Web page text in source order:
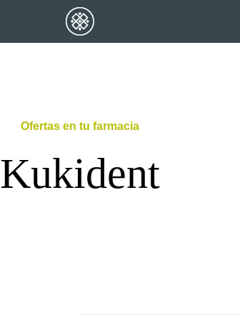
Ofertas en tu farmacia
Kukident